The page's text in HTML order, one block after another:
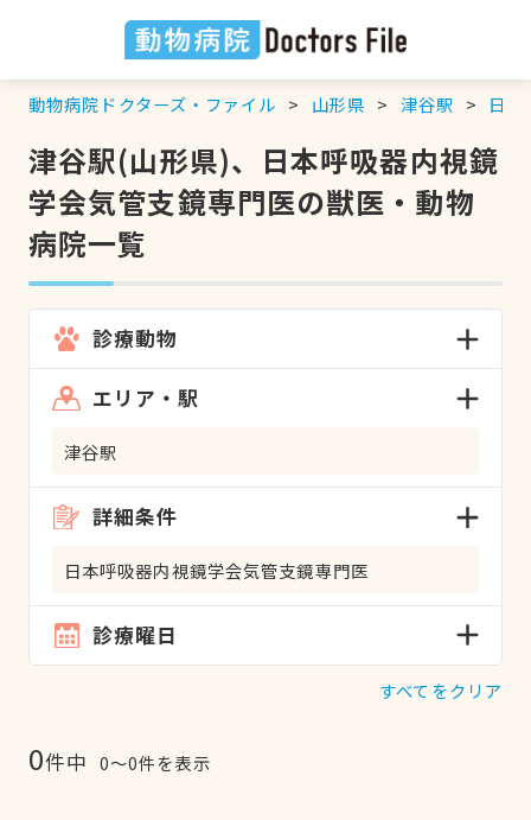
動物病院ドクターズ・ファイル 山形県 津谷駅 日本
津谷駅(山形県)、日本呼吸器内視鏡
学会気管支鏡専門医の獣医・動物
病院一覧
診療動物
エリア・駅
津谷駅
詳細条件
日本呼吸器内視鏡学会気管支鏡専門医
診療曜日
すべてをクリア
0件中 0〜0件を表示